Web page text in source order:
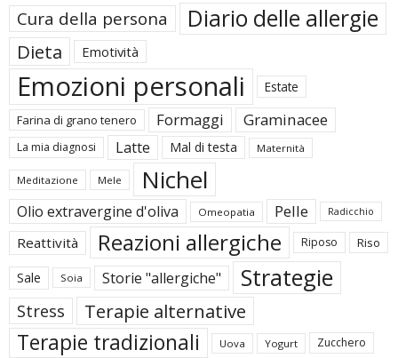
Cura della persona Diario delle allergie
Dieta Emotività
Emozioni personali Estate
Farina di grano tenero Formaggi Graminacee
La mia diagnosi Latte Mal di testa Maternità
Meditazione Mele Nichel
Olio extravergine d'oliva Omeopatia Pelle Radicchio
Reattività Reazioni allergiche Riposo Riso
Sale Soia Storie "allergiche" Strategie
Stress Terapie alternative
Terapie tradizionali Uova Yogurt Zucchero